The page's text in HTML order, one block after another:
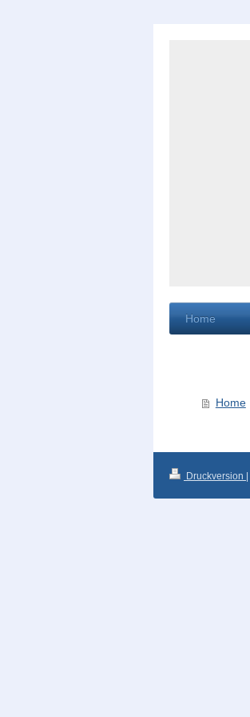
Home
Home
Druckversion |